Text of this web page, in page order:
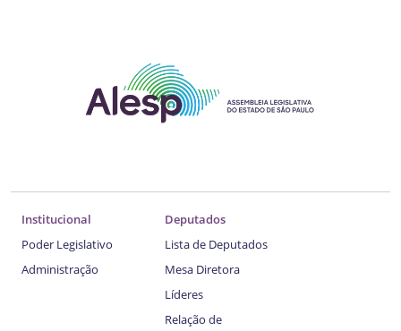
Institucional
Poder Legislativo
Administração
Deputados
Lista de Deputados
Mesa Diretora
Líderes
Relação de